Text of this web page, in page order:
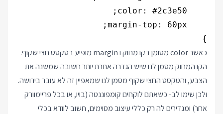
}
כאשר color מסומן בקו מחוק ו margin מופיע בטקסט חצי שקוף.
הקו המחוק מסמן לנו שיש הגדרה אחרת יותר חשובה שמשנה את
הצבע, והטקסט החצי שקוף מסמן לנו שמאפיין זה לא עובר בירושה.
ולכן שימו לב- כשאתם לוקחים קומפוננטה (בויו, או בכל פריימוורק
אחר) ומגדירים לה רק כללי עיצוב מסוימים, חשוב לוודא בכלי